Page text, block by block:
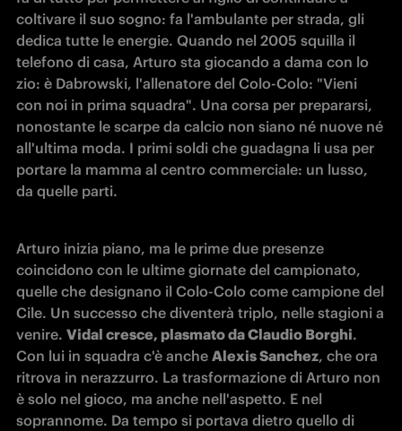
coltivare il suo sogno: fa l'ambulante per strada, gli
dedica tutte le energie. Quando nel 2005 squilla il
telefono di casa, Arturo sta giocando a dama con lo
zio: è Dabrowski, l'allenatore del Colo-Colo: "Vieni
con noi in prima squadra". Una corsa per prepararsi,
nonostante le scarpe da calcio non siano né nuove né
all'ultima moda. I primi soldi che guadagna li usa per
portare la mamma al centro commerciale: un lusso,
da quelle parti.
Arturo inizia piano, ma le prime due presenze
coincidono con le ultime giornate del campionato,
quelle che designano il Colo-Colo come campione del
Cile. Un successo che diventerà triplo, nelle stagioni a
venire. Vidal cresce, plasmato da Claudio Borghi.
Con lui in squadra c'è anche Alexis Sanchez, che ora
ritrova in nerazzurro. La trasformazione di Arturo non
è solo nel gioco, ma anche nell'aspetto. E nel
soprannome. Da tempo si portava dietro quello di